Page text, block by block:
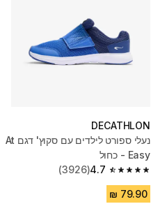
DECATHLON
נעלי ספורט לילדים עם סקוץ' דגם At
Easy - כחול
4.7
4.7 out of 5 stars from 3926 reviews
(3926)